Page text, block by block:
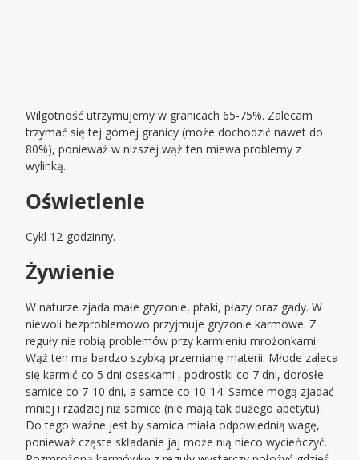
Wilgotność utrzymujemy w granicach 65-75%. Zalecam
trzymać się tej górnej granicy (może dochodzić nawet do
80%), ponieważ w niższej wąż ten miewa problemy z
wylinką.
Oświetlenie
Cykl 12-godzinny.
Żywienie
W naturze zjada małe gryzonie, ptaki, płazy oraz gady. W
niewoli bezproblemowo przyjmuje gryzonie karmowe. Z
reguły nie robią problemów przy karmieniu mrożonkami.
Wąż ten ma bardzo szybką przemianę materii. Młode zaleca
się karmić co 5 dni oseskami , podrostki co 7 dni, dorosłe
samice co 7-10 dni, a samce co 10-14. Samce mogą zjadać
mniej i rzadziej niż samice (nie mają tak dużego apetytu).
Do tego ważne jest by samica miała odpowiednią wagę,
ponieważ częste składanie jaj może nią nieco wycieńczyć.